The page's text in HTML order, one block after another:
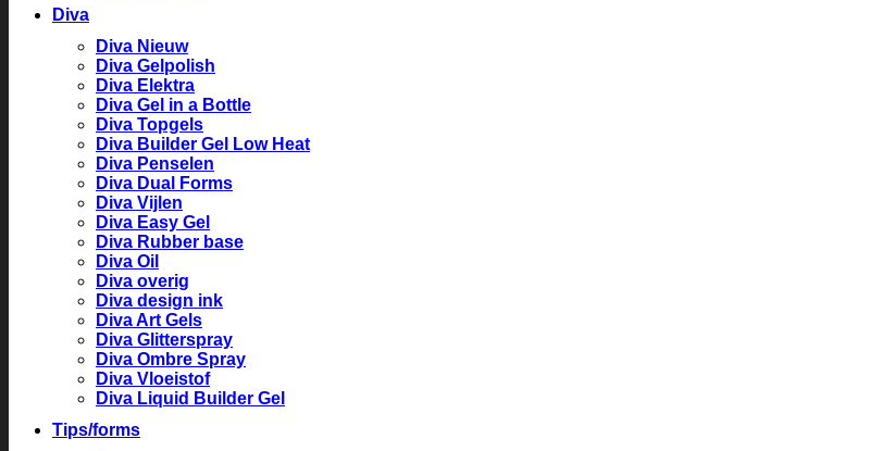
Diva
Diva Nieuw
Diva Gelpolish
Diva Elektra
Diva Gel in a Bottle
Diva Topgels
Diva Builder Gel Low Heat
Diva Penselen
Diva Dual Forms
Diva Vijlen
Diva Easy Gel
Diva Rubber base
Diva Oil
Diva overig
Diva design ink
Diva Art Gels
Diva Glitterspray
Diva Ombre Spray
Diva Vloeistof
Diva Liquid Builder Gel
Tips/forms